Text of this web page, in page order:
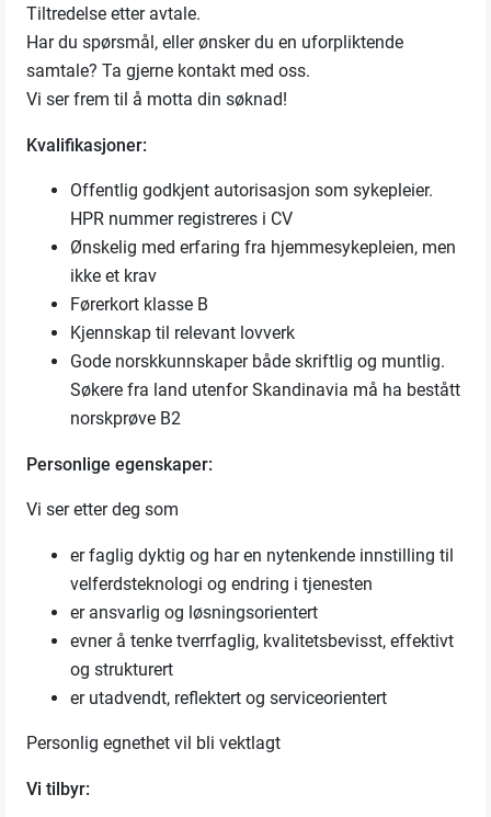
Tiltredelse etter avtale.
Har du spørsmål, eller ønsker du en uforpliktende
samtale? Ta gjerne kontakt med oss.
Vi ser frem til å motta din søknad!
Kvalifikasjoner:
Offentlig godkjent autorisasjon som sykepleier.
HPR nummer registreres i CV
Ønskelig med erfaring fra hjemmesykepleien, men
ikke et krav
Førerkort klasse B
Kjennskap til relevant lovverk
Gode norskkunnskaper både skriftlig og muntlig.
Søkere fra land utenfor Skandinavia må ha bestått
norskprøve B2
Personlige egenskaper:
Vi ser etter deg som
er faglig dyktig og har en nytenkende innstilling til
velferdsteknologi og endring i tjenesten
er ansvarlig og løsningsorientert
evner å tenke tverrfaglig, kvalitetsbevisst, effektivt
og strukturert
er utadvendt, reflektert og serviceorientert
Personlig egnethet vil bli vektlagt
Vi tilbyr: